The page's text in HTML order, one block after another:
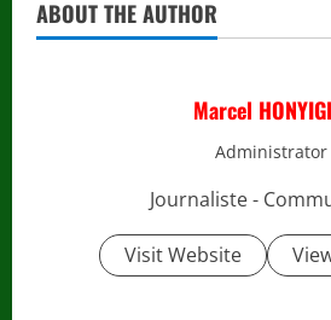
ABOUT THE AUTHOR
Marcel
Administrator
Journaliste -
Visit Website